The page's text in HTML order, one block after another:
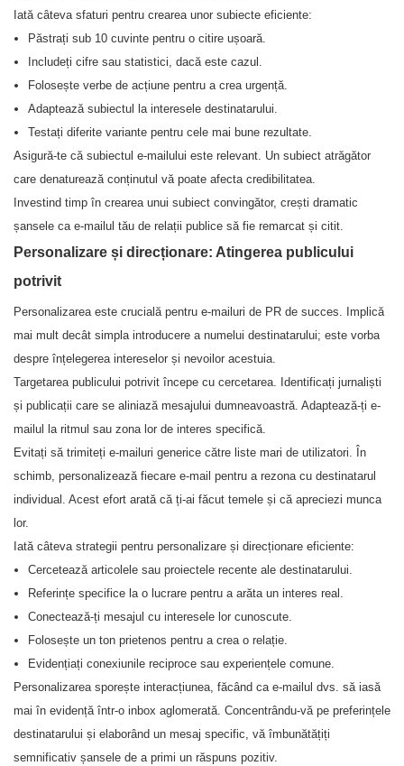
Iată câteva sfaturi pentru crearea unor subiecte eficiente:
Păstrați sub 10 cuvinte pentru o citire ușoară.
Includeți cifre sau statistici, dacă este cazul.
Folosește verbe de acțiune pentru a crea urgență.
Adaptează subiectul la interesele destinatarului.
Testați diferite variante pentru cele mai bune rezultate.
Asigură-te că subiectul e-mailului este relevant. Un subiect atrăgător
care denaturează conținutul vă poate afecta credibilitatea.
Investind timp în crearea unui subiect convingător, crești dramatic
șansele ca e-mailul tău de relații publice să fie remarcat și citit.
Personalizare și direcționare: Atingerea publicului
potrivit
Personalizarea este crucială pentru e-mailuri de PR de succes. Implică
mai mult decât simpla introducere a numelui destinatarului; este vorba
despre înțelegerea intereselor și nevoilor acestuia.
Targetarea publicului potrivit începe cu cercetarea. Identificați jurnaliști
și publicații care se aliniază mesajului dumneavoastră. Adaptează-ți e-
mailul la ritmul sau zona lor de interes specifică.
Evitați să trimiteți e-mailuri generice către liste mari de utilizatori. În
schimb, personalizează fiecare e-mail pentru a rezona cu destinatarul
individual. Acest efort arată că ți-ai făcut temele și că apreciezi munca
lor.
Iată câteva strategii pentru personalizare și direcționare eficiente:
Cercetează articolele sau proiectele recente ale destinatarului.
Referințe specifice la o lucrare pentru a arăta un interes real.
Conectează-ți mesajul cu interesele lor cunoscute.
Folosește un ton prietenos pentru a crea o relație.
Evidențiați conexiunile reciproce sau experiențele comune.
Personalizarea sporește interacțiunea, făcând ca e-mailul dvs. să iasă
mai în evidență într-o inbox aglomerată. Concentrându-vă pe preferințele
destinatarului și elaborând un mesaj specific, vă îmbunătățiți
semnificativ șansele de a primi un răspuns pozitiv.